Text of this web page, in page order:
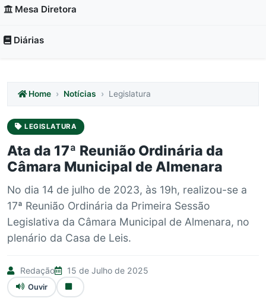
Mesa Diretora
Diárias
Home Notícias Legislatura
LEGISLATURA
Ata da 17ª Reunião Ordinária da
Câmara Municipal de Almenara
No dia 14 de julho de 2023, às 19h, realizou-se a
17ª Reunião Ordinária da Primeira Sessão
Legislativa da Câmara Municipal de Almenara, no
plenário da Casa de Leis.
Redação 15 de Julho de 2025
Ouvir